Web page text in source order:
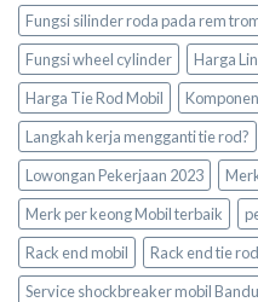
Fungsi silinder roda pada rem
Fungsi wheel cylinder
Harga
Harga Tie Rod Mobil
Langkah kerja mengganti tie rod?
Lowongan Pekerjaan 2023
Merk per keong Mobil terbaik
Rack end mobil
Rack end tie rod
Service shockbreaker mobil